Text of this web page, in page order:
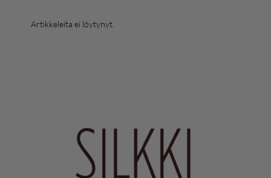
Artikkeleita ei löytynyt.